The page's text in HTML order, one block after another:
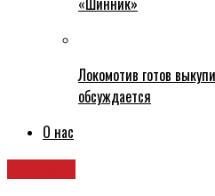
Локомотив готов
обсуждается
О нас